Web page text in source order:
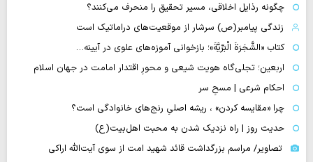
چگونه رذایل اخلاقی، مسیر تحقیق را منحرف می‌کنند؟
زندگی پیامبر(ص) سرشار از موقعیت‌های دراماتیک است
کتاب «الشَّجَرَةَ الْبَرِّیَّةَ»؛ بازخوانی آموزه‌های علوی در آیینه…
اربعین؛ تجلی‌گاه هویت شیعی و محورِ اقتدار امامت در جهان اسلام
احکام شرعی | مسحِ سر
چرا «مقایسه کردن» ، ریشه اصلیِ رنج‌های خانوادگی است؟
حدیث روز | راه نزدیک شدن به محبت اهل‌بیت(ع)
تصاویر/ مراسم بزرگداشت قائد شهید امت از سوی آیت‌الله اراکی